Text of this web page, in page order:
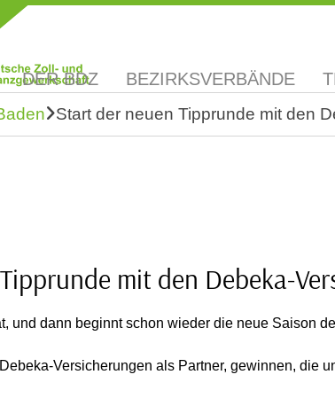
DER BDZ BEZIRKSVERBÄNDE
Start der neuen Tipprunde mit den
mit den Debeka-
und dann beginnt schon wieder die neue Saison
Versicherungen als Partner, gewinnen, die